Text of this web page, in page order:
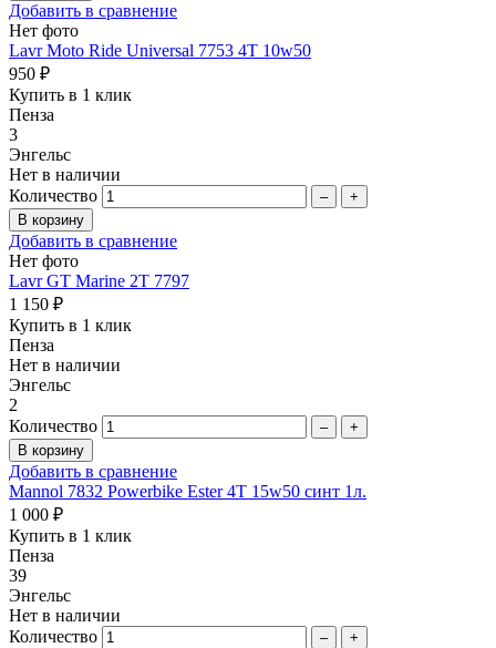
Добавить в сравнение
Нет фото
Lavr Moto Ride Universal 7753 4T 10w50
950 ₽
Купить в 1 клик
Пенза
3
Энгельс
Нет в наличии
Количество
– +
Добавить в сравнение
Нет фото
Lavr GT Marine 2T 7797
1 150 ₽
Купить в 1 клик
Пенза
Нет в наличии
Энгельс
2
Количество
– +
Добавить в сравнение
Mannol 7832 Powerbike Ester 4T 15w50 синт 1л.
1 000 ₽
Купить в 1 клик
Пенза
39
Энгельс
Нет в наличии
Количество
– +